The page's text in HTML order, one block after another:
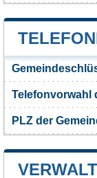
Telefonvorwahl
PLZ der